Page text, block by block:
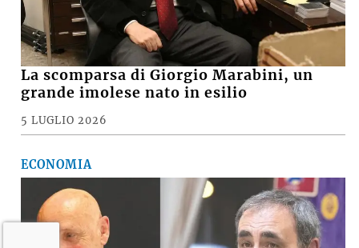
La scomparsa di Giorgio Marabini, un
grande imolese nato in esilio
5 LUGLIO 2026
ECONOMIA